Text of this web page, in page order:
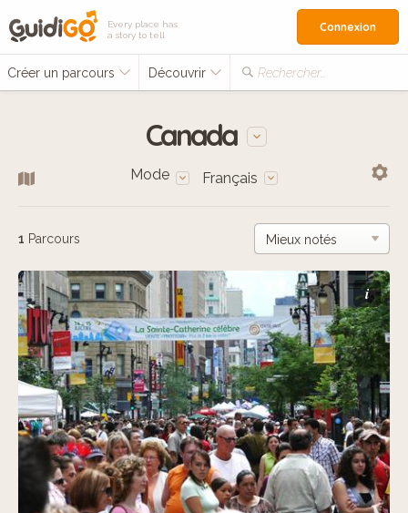
Every place has
a story to tell
Créer un parcours Découvrir Rechercher…
Connexion
Canada
Mode Français
1 Parcours
i